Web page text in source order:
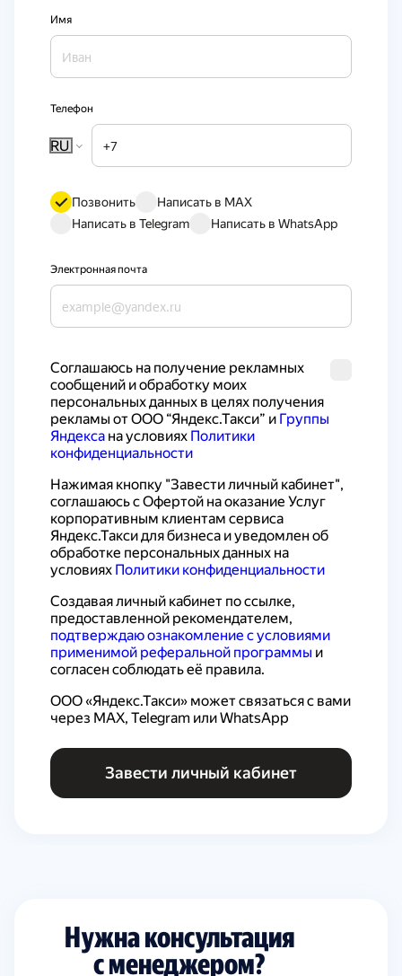
Имя
Телефон
RU
Позвонить
Написать в MAX
Написать в Telegram
Написать в WhatsApp
Электронная почта
Cоглашаюсь на получение рекламных
сообщений и обработку моих
персональных данных в целях получения
рекламы от ООО “Яндекс.Такси” и Группы
Яндекса на условиях Политики
конфиденциальности
Нажимая кнопку "Завести личный кабинет",
соглашаюсь с Офертой на оказание Услуг
корпоративным клиентам сервиса
Яндекс.Такси для бизнеса и уведомлен об
обработке персональных данных на
условиях Политики конфиденциальности
Создавая личный кабинет по ссылке,
подтверждаю ознакомление с условиями
применимой реферальной программы и
согласен соблюдать её правила.
ООО «Яндекс.Такси» может связаться с вами
через MAX, Telegram или WhatsApp
Завести личный кабинет
Нужна консультация
с менеджером?